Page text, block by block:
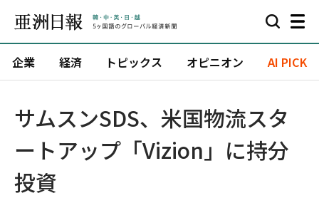
企業 経済 トピックス オピニオン AI PICK
サムスンSDS、米国物流スタ
ートアップ「Vizion」に持分
投資